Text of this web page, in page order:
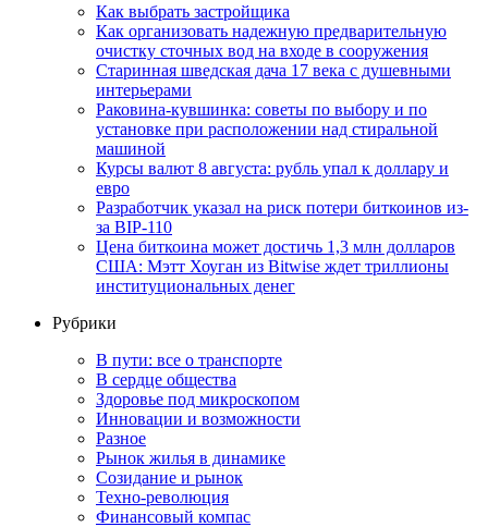
Как выбрать застройщика
Как организовать надежную предварительную
очистку сточных вод на входе в сооружения
Старинная шведская дача 17 века с душевными
интерьерами
Раковина-кувшинка: советы по выбору и по
установке при расположении над стиральной
машиной
Курсы валют 8 августа: рубль упал к доллару и
евро
Разработчик указал на риск потери биткоинов из-
за BIP-110
Цена биткоина может достичь 1,3 млн долларов
США: Мэтт Хоуган из Bitwise ждет триллионы
институциональных денег
Рубрики
В пути: все о транспорте
В сердце общества
Здоровье под микроскопом
Инновации и возможности
Разное
Рынок жилья в динамике
Созидание и рынок
Техно-революция
Финансовый компас